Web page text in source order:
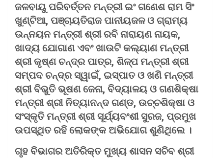
ଜଳବାୟୁ ପରିବର୍ତ୍ତନ ମନ୍ତ୍ରୀ ଇଂ ଗଣେଶ ରାମ ସିଂ
ଖୁଣ୍ଟିଆ, ପଞ୍ଚାୟତିରାଜ ପାନୀୟଜଳ ଓ ଗ୍ରାମ୍ୟ
ଉନ୍ନୟନ ମନ୍ତ୍ରୀ ଶ୍ରୀ ରବି ନାରାୟଣ ନାୟକ,
ଖାଦ୍ୟ ଯୋଗାଣ ଏବଂ ଖାଉଟି କଲ୍ୟାଣ ମନ୍ତ୍ରୀ
ଶ୍ରୀ କୃଷ୍ଣ ଚନ୍ଦ୍ର ପାତ୍ର, ଶିଳ୍ପ ମନ୍ତ୍ରୀ ଶ୍ରୀ
ସମ୍ପଦ ଚନ୍ଦ୍ର ସ୍ୱାଇଁ, ଇସ୍ପାତ ଓ ଖଣି ମନ୍ତ୍ରୀ
ଶ୍ରୀ ବିଭୁତି ଭୂଷଣ ଜେନା, ବିଦ୍ୟାଳୟ ଓ ଗଣଶିକ୍ଷା
ମନ୍ତ୍ରୀ ଶ୍ରୀ ନିତ୍ୟାନନ୍ଦ ଗଣ୍ଡ, ଉଚ୍ଚଶିକ୍ଷା ଓ
ସଂସ୍କୃତି ମନ୍ତ୍ରୀ ଶ୍ରୀ ସୂର୍ଯ୍ୟବଂଶୀ ସୁରଜ, ପ୍ରମୁଖ
ଉପସ୍ଥିତ ରହି ଲୋକଙ୍କ ଅଭିଯୋଗ ଶୁଣିଥିଲେ ।
ଗୃହ ବିଭାଗର ଅତିରିକ୍ତ ମୁଖ୍ୟ ଶାସନ ସଚିବ ଶ୍ରୀ